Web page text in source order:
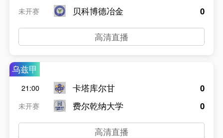
未开赛
贝科博德冶金
0
高清直播
乌兹甲
21:00
未开赛
卡塔库尔甘
费尔乾纳大学
0
0
高清直播